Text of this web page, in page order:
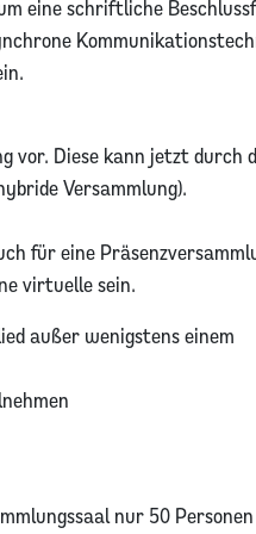
eine schriftliche
vor. Diese kann jetzt durch
Versammlung).
für eine
virtuelle sein.
außer wenigstens einem
nur 50